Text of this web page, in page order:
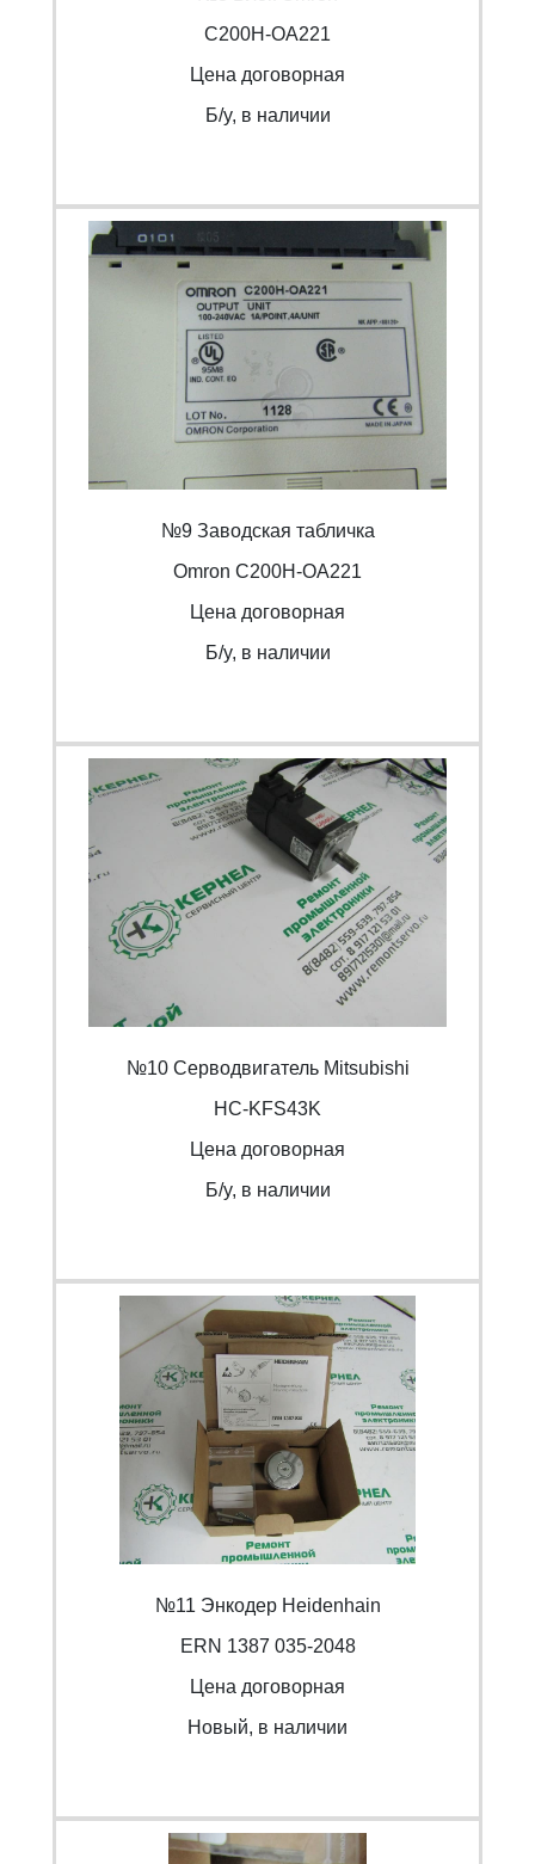
С200H-OA221
Цена договорная
Б/y, в наличии
№9 Заводская табличка
Omron С200H-OA221
Цена договорная
Б/y, в наличии
№10 Серводвигатель Mitsubishi
HC-KFS43K
Цена договорная
Б/y, в наличии
№11 Энкодер Heidenhain
ERN 1387 035-2048
Цена договорная
Новый, в наличии